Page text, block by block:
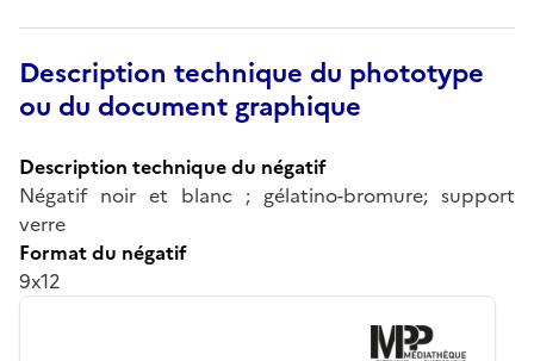
Description technique du phototype
ou du document graphique
Description technique du négatif
Négatif noir et blanc ; gélatino-bromure; support
verre
Format du négatif
9x12